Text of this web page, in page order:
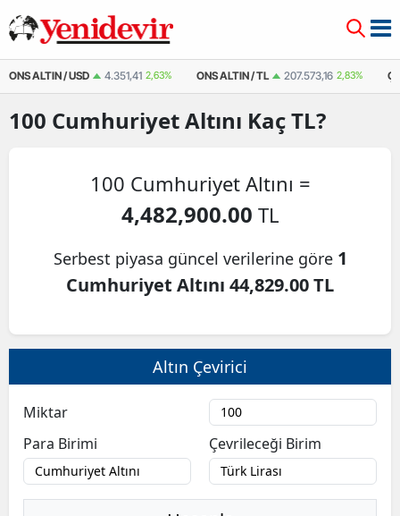
ONS ALTIN / USD 4.351,41 2,63% ONS ALTIN / TL 207.573,16 2,83%
100 Cumhuriyet Altını Kaç TL?
100 Cumhuriyet Altını =
4,482,900.00 TL
Serbest piyasa güncel verilerine göre 1
Cumhuriyet Altını 44,829.00 TL
Altın Çevirici
Miktar
Para Birimi
Çevrileceği Birim